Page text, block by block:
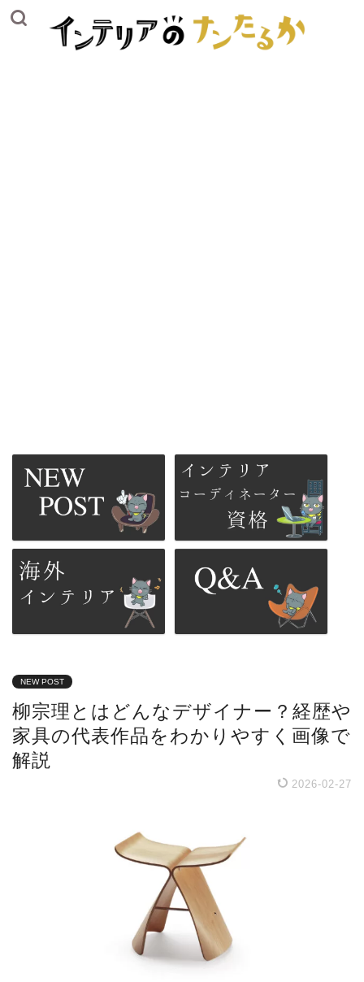
NEW POST
柳宗理とはどんなデザイナー？経歴や
家具の代表作品をわかりやすく画像で
解説
2026-02-27